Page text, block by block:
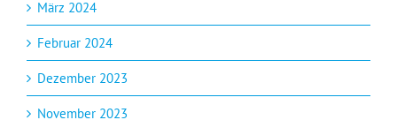
März 2024
Februar 2024
Dezember 2023
November 2023